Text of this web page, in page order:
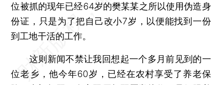
位被抓的现年已经64岁的樊某某之所以使用伪造身
份证，只是为了把自己改小7岁，以便能找到一份
到工地干活的工作。
这则新闻不禁让我回想起一个多月前见到的一
位老乡，他今年60岁，已经在农村享受了养老保